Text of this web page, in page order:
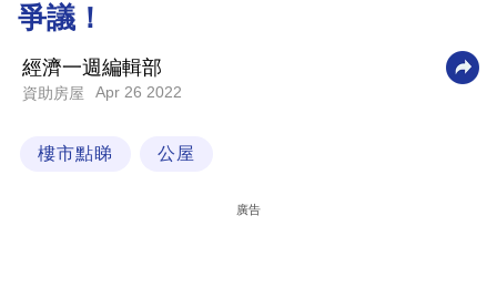
科
技
爭議！
經濟一週編輯部
資助房屋 Apr 26 2022
樓市點睇 公屋
廣告